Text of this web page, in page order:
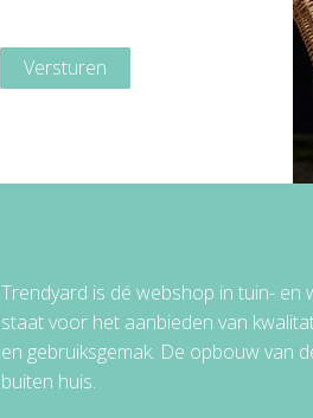
Versturen
Trendyard is dé webshop in tuin-
staat voor het aanbieden van
en gebruiksgemak. De opbouw van
buiten huis.